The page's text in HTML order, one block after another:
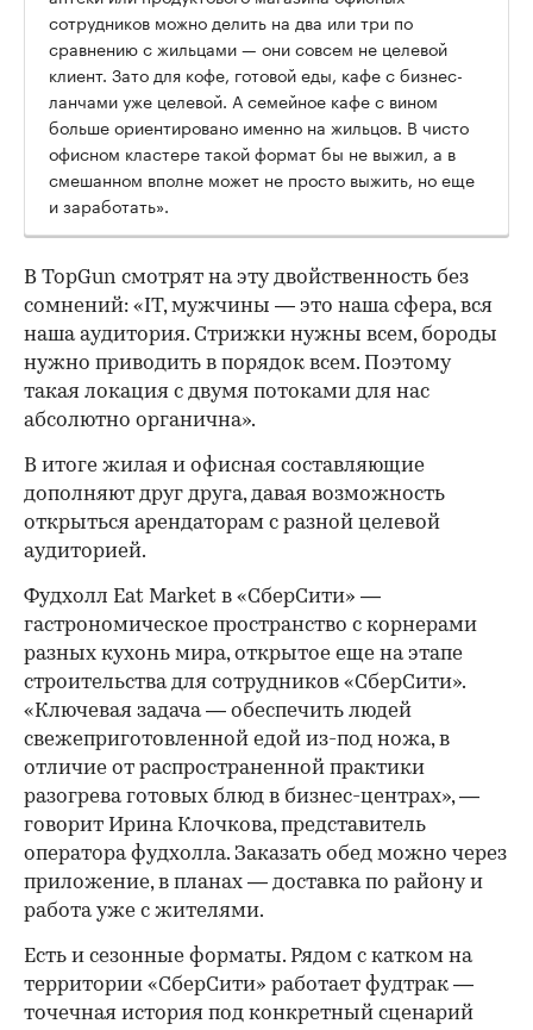
сотрудников можно делить на два или три по
сравнению с жильцами — они совсем не целевой
клиент. Зато для кофе, готовой еды, кафе с бизнес-
ланчами уже целевой. А семейное кафе с вином
больше ориентировано именно на жильцов. В чисто
офисном кластере такой формат бы не выжил, а в
смешанном вполне может не просто выжить, но еще
и заработать».
В TopGun смотрят на эту двойственность без
сомнений: «IT, мужчины — это наша сфера, вся
наша аудитория. Стрижки нужны всем, бороды
нужно приводить в порядок всем. Поэтому
такая локация с двумя потоками для нас
абсолютно органична».
В итоге жилая и офисная составляющие
дополняют друг друга, давая возможность
открыться арендаторам с разной целевой
аудиторией.
Фудхолл Eat Market в «СберСити» —
гастрономическое пространство с корнерами
разных кухонь мира, открытое еще на этапе
строительства для сотрудников «СберСити».
«Ключевая задача — обеспечить людей
свежеприготовленной едой из-под ножа, в
отличие от распространенной практики
разогрева готовых блюд в бизнес-центрах», —
говорит Ирина Клочкова, представитель
оператора фудхолла. Заказать обед можно через
приложение, в планах — доставка по району и
работа уже с жителями.
Есть и сезонные форматы. Рядом с катком на
территории «СберСити» работает фудтрак —
точечная история под конкретный сценарий